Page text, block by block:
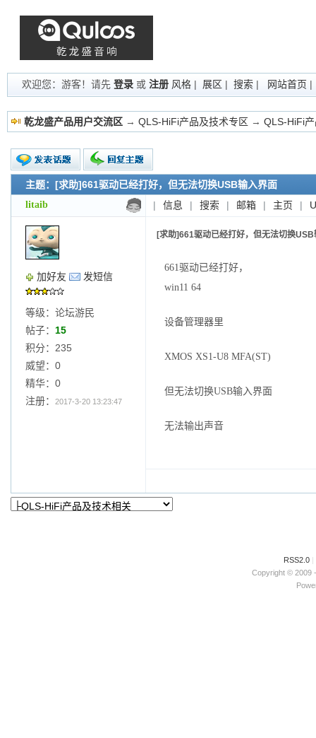
欢迎您：游客！请先 登录 或 注册 风格 | 展区 | 搜索 | 网站首页
乾龙盛产品用户交流区 → QLS-HiFi产品及技术专区 → QLS-HiFi
新的主题
投票帖
交易帖
小字报
主题：[求助]661驱动已经打好，但无法切换USB输入界面
litaib | 信息 | 搜索 | 邮箱 | 主页 |
加好友 发短信
等级：论坛游民
帖子： 15
积分：235
威望：0
精华：0
注册：
2017-3-20 13:23:47
[求助]661驱动已经打好，但无法切换USB
661驱动已经打好，
win11 64
设备管理器里
XMOS XS1-U8 MFA(ST)
但无法切换USB输入界面
无法输出声音
RSS2.0 |
Copyright © 2009